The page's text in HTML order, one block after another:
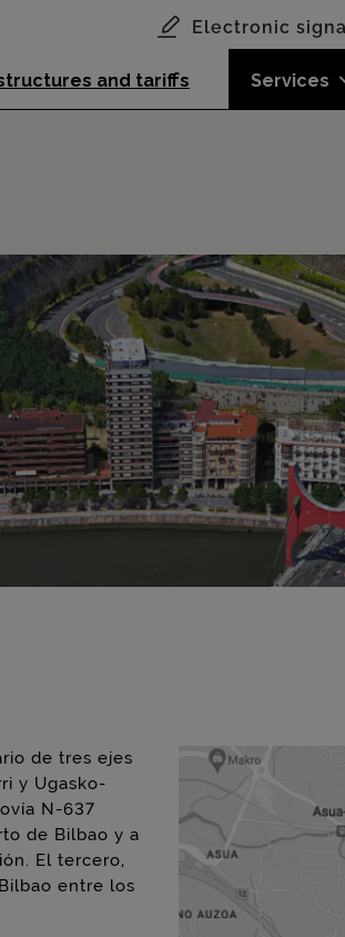
and tariffs Services
Electronic
de tres ejes
y Ugasko-
N-637
de Bilbao y a
El tercero,
entre los